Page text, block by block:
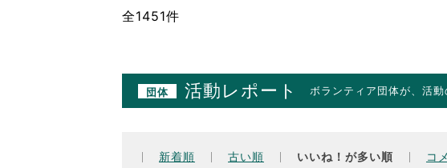
全1451件
団体 活動レポート ボランティア団体が、活
新着順 古い順 いいね！が多い順 コ